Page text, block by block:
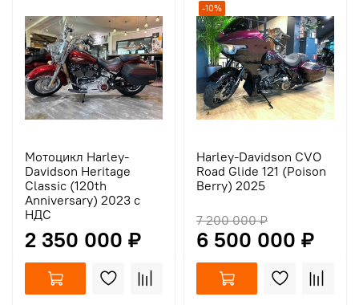
Мотоцикл Harley-
Davidson Heritage
Classic (120th
Anniversary) 2023 с
НДС
2 350 000 ₽
-10%
Harley-Davidson CVO
Road Glide 121 (Poison
Berry) 2025
7 200 000 ₽
6 500 000 ₽